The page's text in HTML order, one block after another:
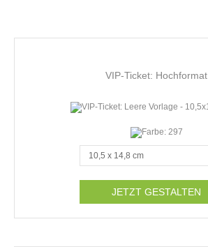
VIP-Ticket: Hochformat
JETZT GESTALTEN